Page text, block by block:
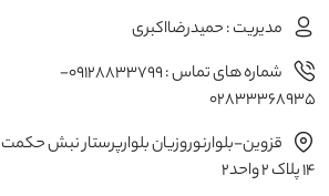
مدیریت : حمیدرضااکبری
شماره های تماس : 09128833799-
02833368935
قزوین-بلوارنوروزیان بلوارپرستار نبش حکمت
14 پلاک 2 واحد2